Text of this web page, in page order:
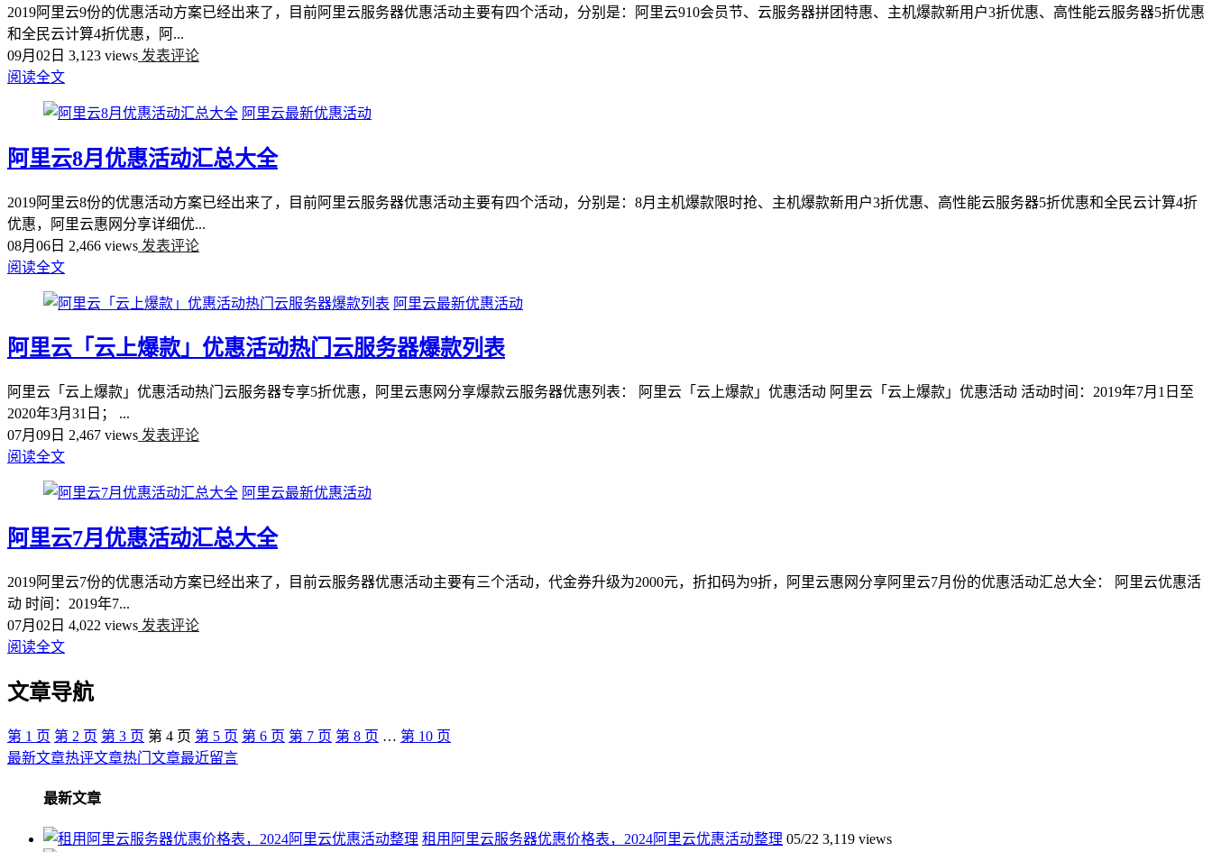
2019阿里云9份的优惠活动方案已经出来了，目前阿里云服务器优惠活动主要有四个活动，分别是：阿里云910会员节、云服务器拼团特惠、主机爆款新用户3折优惠、高性能云服务器5折优惠
和全民云计算4折优惠，阿...
09月02日 3,123 views 发表评论
阅读全文
阿里云最新优惠活动
阿里云8月优惠活动汇总大全
2019阿里云8份的优惠活动方案已经出来了，目前阿里云服务器优惠活动主要有四个活动，分别是：8月主机爆款限时抢、主机爆款新用户3折优惠、高性能云服务器5折优惠和全民云计算4折
优惠，阿里云惠网分享详细优...
08月06日 2,466 views 发表评论
阅读全文
阿里云最新优惠活动
阿里云「云上爆款」优惠活动热门云服务器爆款列表
阿里云「云上爆款」优惠活动热门云服务器专享5折优惠，阿里云惠网分享爆款云服务器优惠列表： 阿里云「云上爆款」优惠活动 阿里云「云上爆款」优惠活动 活动时间：2019年7月1日至
2020年3月31日； ...
07月09日 2,467 views 发表评论
阅读全文
阿里云最新优惠活动
阿里云7月优惠活动汇总大全
2019阿里云7份的优惠活动方案已经出来了，目前云服务器优惠活动主要有三个活动，代金券升级为2000元，折扣码为9折，阿里云惠网分享阿里云7月份的优惠活动汇总大全： 阿里云优惠活
动 时间：2019年7...
07月02日 4,022 views 发表评论
阅读全文
文章导航
第 1 页 第 2 页 第 3 页 第 4 页 第 5 页 第 6 页 第 7 页 第 8 页 … 第 10 页
最新文章热评文章热门文章最近留言
最新文章
租用阿里云服务器优惠价格表，2024阿里云优惠活动整理 05/22 3,119 views